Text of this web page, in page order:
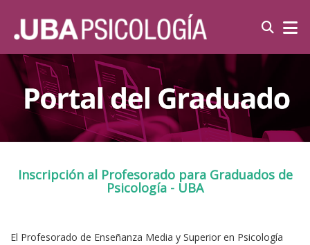
Inscripción al Profesorado para Graduados de
Psicología - UBA
El Profesorado de Enseñanza Media y Superior en Psicología